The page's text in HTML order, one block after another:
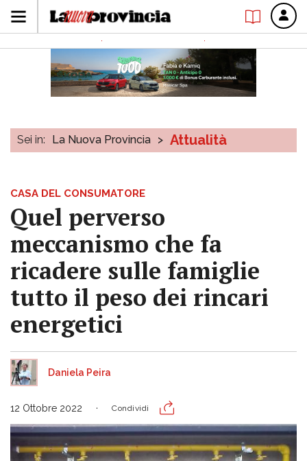
Sei in: La Nuova Provincia > Attualità
CASA DEL CONSUMATORE
Quel perverso
meccanismo che fa
ricadere sulle famiglie
tutto il peso dei rincari
energetici
Daniela Peira
12 Ottobre 2022 Condividi